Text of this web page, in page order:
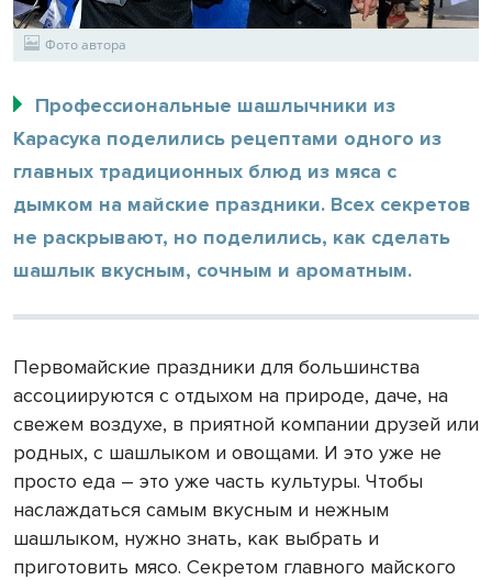
Фото автора
Профессиональные шашлычники из
Карасука поделились рецептами одного из
главных традиционных блюд из мяса с
дымком на майские праздники. Всех секретов
не раскрывают, но поделились, как сделать
шашлык вкусным, сочным и ароматным.
Первомайские праздники для большинства
ассоциируются с отдыхом на природе, даче, на
свежем воздухе, в приятной компании друзей или
родных, с шашлыком и овощами. И это уже не
просто еда – это уже часть культуры. Чтобы
наслаждаться самым вкусным и нежным
шашлыком, нужно знать, как выбрать и
приготовить мясо. Секретом главного майского